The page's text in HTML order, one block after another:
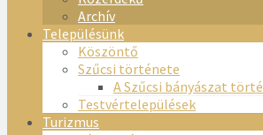
Archív
Településünk
Köszöntő
Szűcsi története
A Szűcsi bányászat
Testvértelepülések
Turizmus